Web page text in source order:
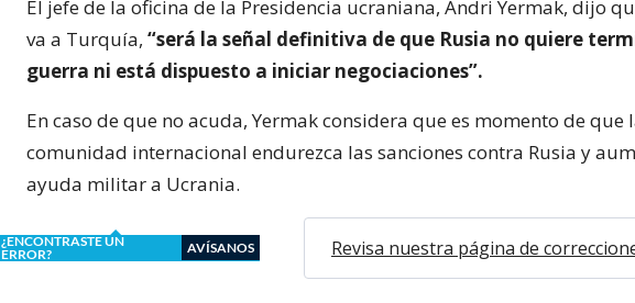
El jefe de la oficina de la Presidencia ucraniana, Andri Yermak, dijo
va a Turquía, “será la señal definitiva de que Rusia no quiere
guerra ni está dispuesto a iniciar negociaciones”.
En caso de que no acuda, Yermak considera que es momento de que
comunidad internacional endurezca las sanciones contra Rusia y
ayuda militar a Ucrania.
¿ENCONTRASTE UN
ERROR?
AVÍSANOS Revisa nuestra página de